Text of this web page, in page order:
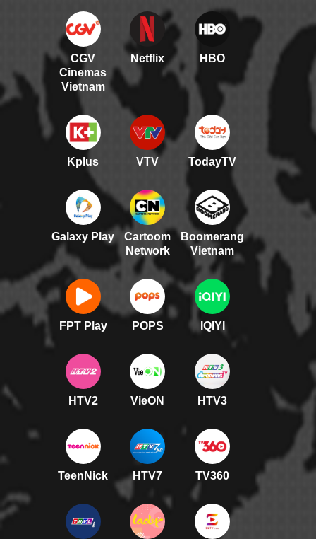
CGV
Cinemas
Vietnam
Netflix HBO
Kplus VTV TodayTV
Galaxy Play
Cartoom
Network
Boomerang
Vietnam
FPT Play POPS IQIYI
HTV2 VieON HTV3
TeenNick HTV7 TV360